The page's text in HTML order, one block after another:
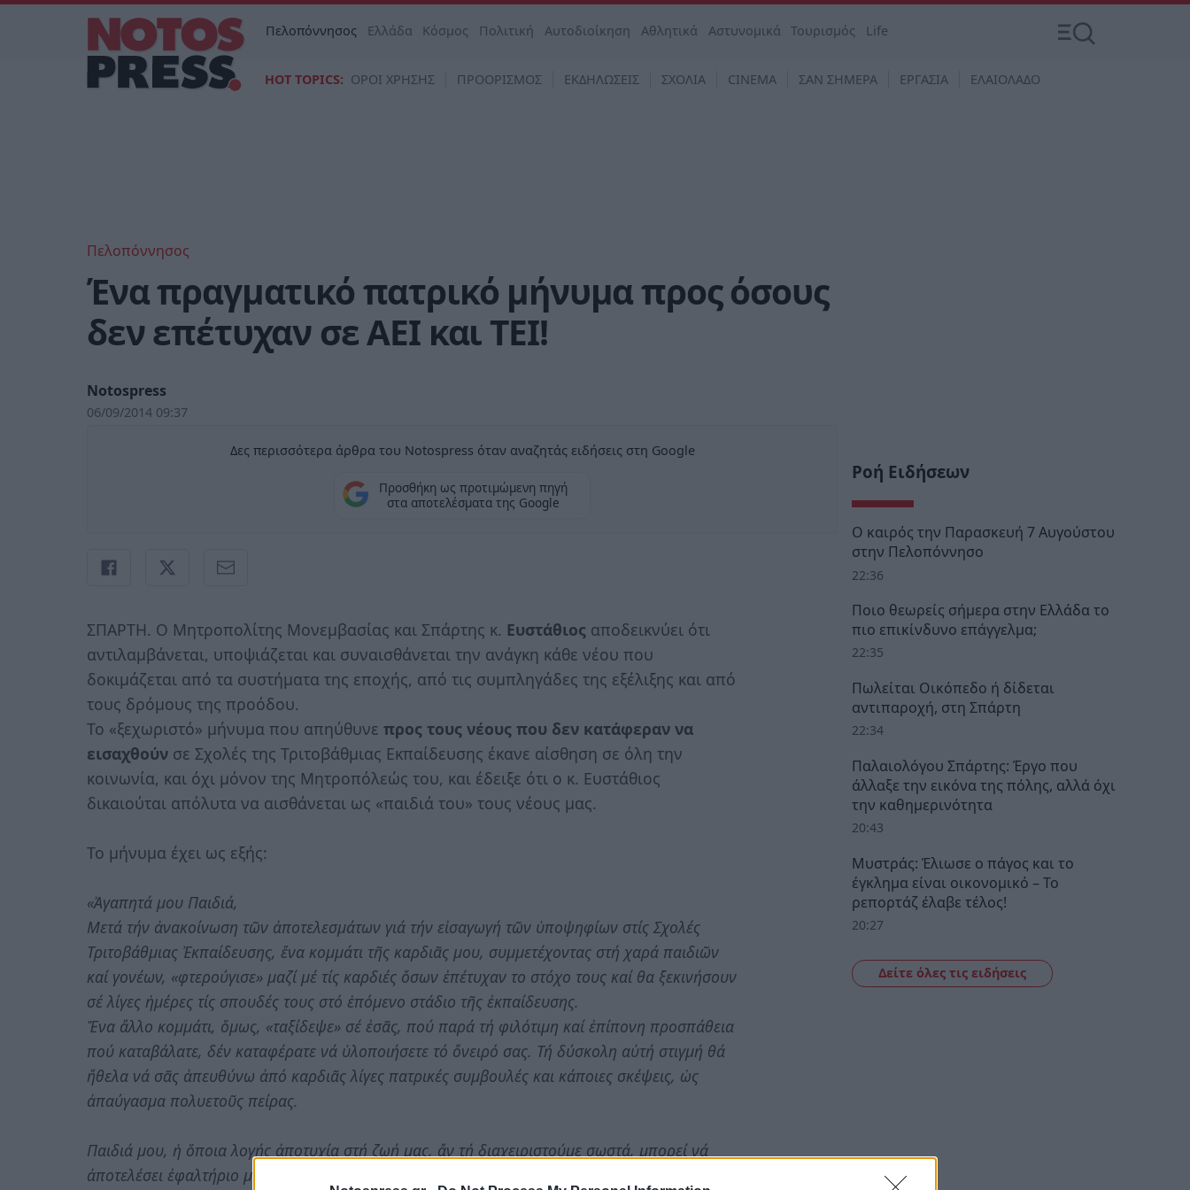
Πελοπόννησος Ελλάδα Κόσμος Πολιτική Αυτοδιοίκηση Αθλητικά Αστυνομικά Τουρισμός Life
HOT TOPICS: ΟΡΟΙ ΧΡΗΣΗΣ ΠΡΟΟΡΙΣΜΟΣ ΕΚΔΗΛΩΣΕΙΣ ΣΧΟΛΙΑ CINEMA ΣΑΝ ΣΗΜΕΡΑ ΕΡΓΑΣΙΑ ΕΛΑΙΟΛΑΔΟ
Πελοπόννησος
Ένα πραγματικό πατρικό μήνυμα προς όσους
δεν επέτυχαν σε ΑΕΙ και ΤΕΙ!
Notospress
06/09/2014 09:37
Δες περισσότερα άρθρα του Notospress όταν αναζητάς ειδήσεις στη Google
Προσθήκη ως προτιμώμενη πηγή
στα αποτελέσματα της Google
ΣΠΑΡΤΗ. Ο Μητροπολίτης Μονεμβασίας και Σπάρτης κ. Ευστάθιος αποδεικνύει ότι
αντιλαμβάνεται, υποψιάζεται και συναισθάνεται την ανάγκη κάθε νέου που
δοκιμάζεται από τα συστήματα της εποχής, από τις συμπληγάδες της εξέλιξης και από
τους δρόμους της προόδου.
Το «ξεχωριστό» μήνυμα που απηύθυνε προς τους νέους που δεν κατάφεραν να
εισαχθούν σε Σχολές της Τριτοβάθμιας Εκπαίδευσης έκανε αίσθηση σε όλη την
κοινωνία, και όχι μόνον της Μητροπόλεώς του, και έδειξε ότι ο κ. Ευστάθιος
δικαιούται απόλυτα να αισθάνεται ως «παιδιά του» τους νέους μας.
Το μήνυμα έχει ως εξής:
«Ἀγαπητά μου Παιδιά,
Μετά τήν ἀνακοίνωση τῶν ἀποτελεσμάτων γιά τήν εἰσαγωγή τῶν ὑποψηφίων στίς Σχολές
Τριτοβάθμιας Ἐκπαίδευσης, ἕνα κομμάτι τῆς καρδιᾶς μου, συμμετέχοντας στή χαρά παιδιῶν
καί γονέων, «φτερούγισε» μαζί μέ τίς καρδιές ὅσων ἐπέτυχαν το στόχο τους καί θα ξεκινήσουν
σέ λίγες ἡμέρες τίς σπουδές τους στό ἑπόμενο στάδιο τῆς ἐκπαίδευσης.
Ἕνα ἄλλο κομμάτι, ὅμως, «ταξίδεψε» σέ ἐσᾶς, πού παρά τή φιλότιμη καί ἐπίπονη προσπάθεια
πού καταβάλατε, δέν καταφέρατε νά ὑλοποιήσετε τό ὄνειρό σας. Τή δύσκολη αὐτή στιγμή θά
ἤθελα νά σᾶς ἀπευθύνω ἀπό καρδιᾶς λίγες πατρικές συμβουλές και κάποιες σκέψεις, ὡς
ἀπαύγασμα πολυετοῦς πείρας.
Παιδιά μου, ἡ ὅποια λογής ἀποτυχία στή ζωή μας, ἄν τή διαχειριστούμε σωστά, μπορεί νά
ἀποτελέσει ἐφαλτήριο μίας ἐξαιρετικῆς πορείας. Ἡ διαχείριση αὐτή θά πρέπει νά ἐμπεριέχει
Ροή Ειδήσεων
Ο καιρός την Παρασκευή 7 Αυγούστου
στην Πελοπόννησο
22:36
Ποιο θεωρείς σήμερα στην Ελλάδα το
πιο επικίνδυνο επάγγελμα;
22:35
Πωλείται Οικόπεδο ή δίδεται
αντιπαροχή, στη Σπάρτη
22:34
Παλαιολόγου Σπάρτης: Έργο που
άλλαξε την εικόνα της πόλης, αλλά όχι
την καθημερινότητα
20:43
Μυστράς: Έλιωσε ο πάγος και το
έγκλημα είναι οικονομικό – Το
ρεπορτάζ έλαβε τέλος!
20:27
Δείτε όλες τις ειδήσεις